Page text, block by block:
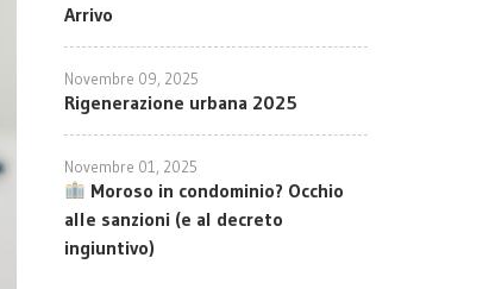
Arrivo
Novembre 09, 2025
Rigenerazione urbana 2025
Novembre 01, 2025
Moroso in condominio? Occhio
alle sanzioni (e al decreto
ingiuntivo)